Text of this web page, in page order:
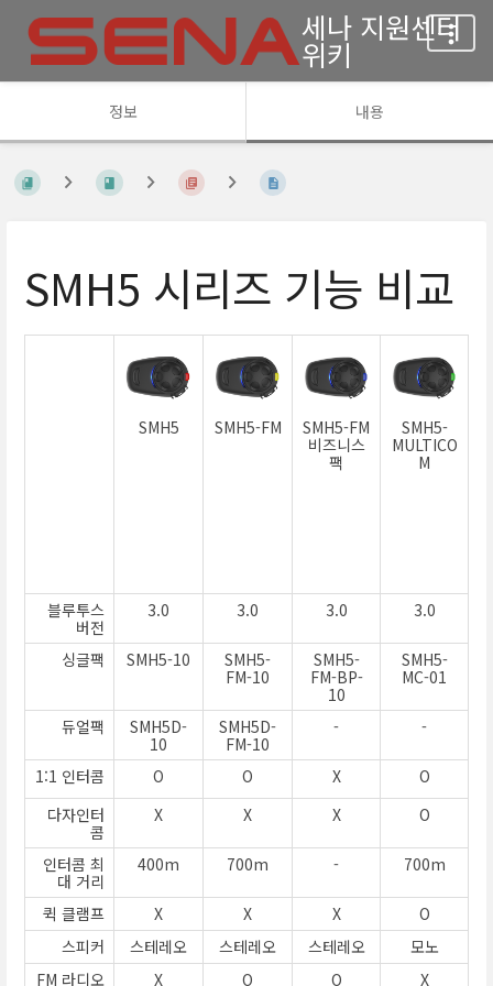
세나 지원센터
위키
정보 내용
SMH5 시리즈 기능 비교
SMH5 SMH5-FM
SMH5-FM
비즈니스
팩
SMH5-
MULTICO
M
블루투스
버전
3.0 3.0 3.0 3.0
싱글팩 SMH5-10
SMH5-
FM-10
SMH5-
FM-BP-
10
SMH5-
MC-01
듀얼팩
SMH5D-
10
SMH5D-
FM-10
- -
1:1 인터콤 O O X
O
다자인터
콤
X X X O
인터콤 최
대 거리
400m 700m - 700m
퀵 클램프 X X X
O
스피커
스테레오 스테레오 스테레오
모노
FM 라디오
X O O X